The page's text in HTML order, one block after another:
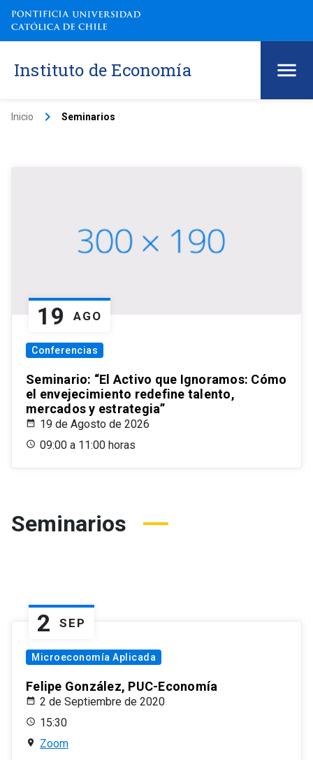
Instituto de Economía
Inicio keyboard_arrow_right Seminarios
19 AGO
Conferencias
Seminario: “El Activo que Ignoramos: Cómo
el envejecimiento redefine talento,
mercados y estrategia”
19 de Agosto de 2026
09:00 a 11:00 horas
Seminarios
2 SEP
Microeconomía Aplicada
Felipe González, PUC-Economía
2 de Septiembre de 2020
15:30
Zoom